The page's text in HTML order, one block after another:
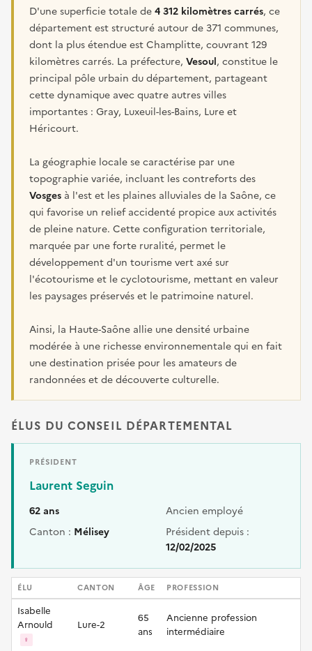
D'une superficie totale de4 312 kilomètres carrés, ce
département est structuré autour de 371 communes,
dont la plus étendue est Champlitte, couvrant 129
kilomètres carrés. La préfecture, Vesoul, constitue le
principal pôle urbain du département, partageant
cette dynamique avec quatre autres villes
importantes : Gray, Luxeuil-les-Bains, Lure et
Héricourt.
La géographie locale se caractérise par une
topographie variée, incluant les contreforts des
Vosges à l'est et les plaines alluviales de la Saône, ce
qui favorise un relief accidenté propice aux activités
de pleine nature. Cette configuration territoriale,
marquée par une forte ruralité, permet le
développement d'un tourisme vert axé sur
l'écotourisme et le cyclotourisme, mettant en valeur
les paysages préservés et le patrimoine naturel.
Ainsi, la Haute-Saône allie une densité urbaine
modérée à une richesse environnementale qui en fait
une destination prisée pour les amateurs de
randonnées et de découverte culturelle.
ÉLUS DU CONSEIL DÉPARTEMENTAL
PRÉSIDENT
Laurent Seguin
62 ans
Ancien employé
Canton : Mélisey
Président depuis :
12/02/2025
ÉLU CANTON ÂGE PROFESSION
Isabelle
Arnould
♀
Lure-2
65
ans
Ancienne profession
intermédiaire